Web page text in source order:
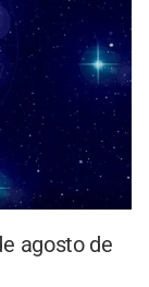
agosto de